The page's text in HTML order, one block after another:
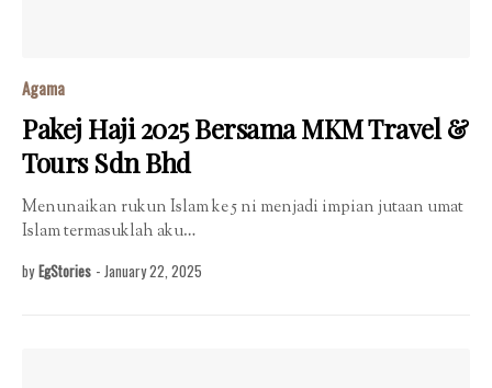
Agama
Pakej Haji 2025 Bersama MKM Travel &
Tours Sdn Bhd
Menunaikan rukun Islam ke 5 ni menjadi impian jutaan umat
Islam termasuklah aku…
by EgStories - January 22, 2025